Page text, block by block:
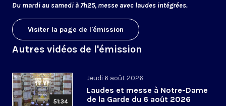
Du mardi au samedi à 7h25, messe avec laudes intégrées.
Visiter la page de l'émission
Autres vidéos de l'émission
51:34
Jeudi 6 août 2026
Laudes et messe à Notre-Dame
de la Garde du 6 août 2026